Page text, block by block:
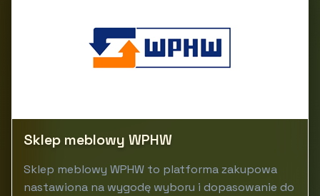
Sklep meblowy WPHW
Sklep meblowy WPHW to platforma zakupowa
nastawiona na wygodę wyboru i dopasowanie do